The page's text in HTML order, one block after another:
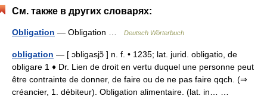
См. также в других словарях:
Obligation — Obligation … Deutsch Wörterbuch
obligation — [ ɔbligasjɔ̃ ] n. f. • 1235; lat. jurid. obligatio, de
obligare 1 ♦ Dr. Lien de droit en vertu duquel une personne peut
être contrainte de donner, de faire ou de ne pas faire qqch. (⇒
créancier, 1. débiteur). Obligation alimentaire. (lat. in… …